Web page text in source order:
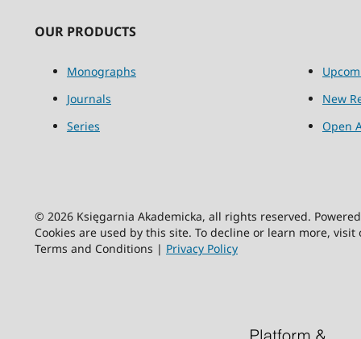
OUR PRODUCTS
Monographs
Journals
Series
New
Open
© 2026 Księgarnia Akademicka, all rights reserved.
Cookies are used by this site. To decline or learn more,
Terms and Conditions | Privacy Policy